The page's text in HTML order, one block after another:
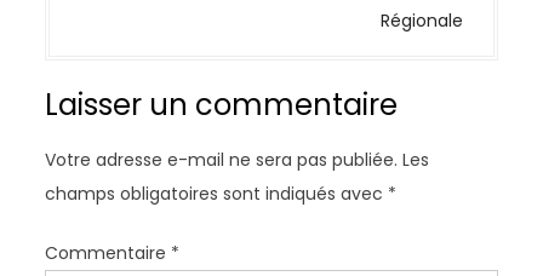
i
n
d
e
Régionale
Laisser un commentaire
Votre adresse e-mail ne sera pas publiée. Les
champs obligatoires sont indiqués avec *
Commentaire *